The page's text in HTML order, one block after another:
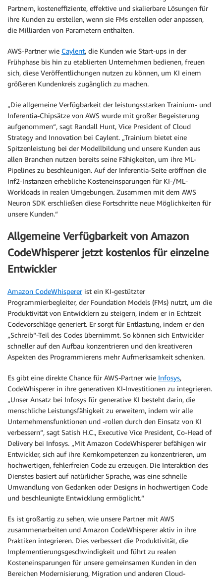
Partnern, kosteneffiziente, effektive und skalierbare Lösungen für
ihre Kunden zu erstellen, wenn sie FMs erstellen oder anpassen,
die Milliarden von Parametern enthalten.
AWS-Partner wie Caylent, die Kunden wie Start-ups in der
Frühphase bis hin zu etablierten Unternehmen bedienen, freuen
sich, diese Veröffentlichungen nutzen zu können, um KI einem
größeren Kundenkreis zugänglich zu machen.
„Die allgemeine Verfügbarkeit der leistungsstarken Trainium- und
Inferentia-Chipsätze von AWS wurde mit großer Begeisterung
aufgenommen“, sagt Randall Hunt, Vice President of Cloud
Strategy and Innovation bei Caylent. „Trainium bietet eine
Spitzenleistung bei der Modellbildung und unsere Kunden aus
allen Branchen nutzen bereits seine Fähigkeiten, um ihre ML-
Pipelines zu beschleunigen. Auf der Inferentia-Seite eröffnen die
Inf2-Instanzen erhebliche Kosteneinsparungen für KI-/ML-
Workloads in realen Umgebungen. Zusammen mit dem AWS
Neuron SDK erschließen diese Fortschritte neue Möglichkeiten für
unsere Kunden.“
Allgemeine Verfügbarkeit von Amazon
CodeWhisperer jetzt kostenlos für einzelne
Entwickler
Amazon CodeWhispererist ein KI-gestützter
Programmierbegleiter, der Foundation Models (FMs) nutzt, um die
Produktivität von Entwicklern zu steigern, indem er in Echtzeit
Codevorschläge generiert. Er sorgt für Entlastung, indem er den
„Schreib“-Teil des Codes übernimmt. So können sich Entwickler
schneller auf den Aufbau konzentrieren und den kreativeren
Aspekten des Programmierens mehr Aufmerksamkeit schenken.
Es gibt eine direkte Chance für AWS-Partner wie Infosys,
CodeWhisperer in ihre generativen KI-Investitionen zu integrieren.
„Unser Ansatz bei Infosys für generative KI besteht darin, die
menschliche Leistungsfähigkeit zu erweitern, indem wir alle
Unternehmensfunktionen und -rollen durch den Einsatz von KI
verbessern“, sagt Satish H.C., Executive Vice President, Co-Head of
Delivery bei Infosys. „Mit Amazon CodeWhisperer befähigen wir
Entwickler, sich auf ihre Kernkompetenzen zu konzentrieren, um
hochwertigen, fehlerfreien Code zu erzeugen. Die Interaktion des
Dienstes basiert auf natürlicher Sprache, was eine schnelle
Umwandlung von Gedanken oder Designs in hochwertigen Code
und beschleunigte Entwicklung ermöglicht.“
Es ist großartig zu sehen, wie unsere Partner mit AWS
zusammenarbeiten und Amazon CodeWhisperer aktiv in ihre
Praktiken integrieren. Dies verbessert die Produktivität, die
Implementierungsgeschwindigkeit und führt zu realen
Kosteneinsparungen für unsere gemeinsamen Kunden in den
Bereichen Modernisierung, Migration und anderen Cloud-